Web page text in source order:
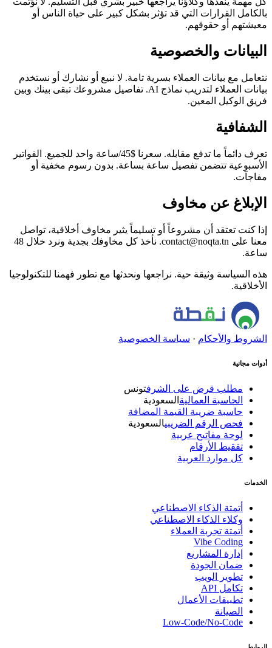
بالكامل القرارات التي قد تؤثر بشكل كبير على حياة الناس أو
معيشتهم أو حقوقهم.
البيانات والخصوصية
نتعامل مع بيانات العملاء بسرية تامة. لا نبيع أو نشارك أو نستخدم
بيانات العملاء لتدريب نماذج AI. تفاصيل مشروعك تبقى بينك وبين
فريق الوكيل المعين.
الشفافية
تعرف دائماً ما تدفع مقابله. سعرنا $45/ساعة واحد للجميع. الفواتير
الأسبوعية تتضمن تفصيل ساعة بساعة. بدون رسوم مخفية أو
مفاجآت.
الإبلاغ عن مخاوف
إذا كنت تعتقد أن مشروعاً أو تسليماً يثير مخاوف أخلاقية، تواصل
معنا على contact@noqta.tn. نأخذ كل مخاوفك بجدية ونرد خلال 48
ساعة.
هذه السياسة وثيقة حية. نراجعها ونحدثها مع تطور فهمنا للتكنولوجيا
الأخلاقية.
الشروط والأحكام· سياسة الخصوصية
أدوات مجانية
مطلب قرض على الشرف تونس
الحاسبة العماليةالسعودية
حاسبة ضريبة القيمة المضافة
فحص الرقم الضريبيالسعودية
لوحة مفاتيح عربية
تفقيط الأرقام
كل موارد العربية
الخدمات
أتمتة الذكاء الاصطناعي
وكلاء الذكاء الاصطناعي
أتمتة تجربة العملاء
Vibe Coding
إدارة المشاريع
ضمان الجودة
تطوير الويب
تكامل API
تطبيقات الأعمال
الصيانة
Low-Code/No-Code
الروابط